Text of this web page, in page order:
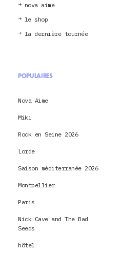
nova aime
le shop
la dernière tournée
POPULAIRES
Nova Aime
Miki
Rock en Seine 2026
Lorde
Saison méditerranée 2026
Montpellier
Paris
Nick Cave and The Bad
Seeds
hôtel